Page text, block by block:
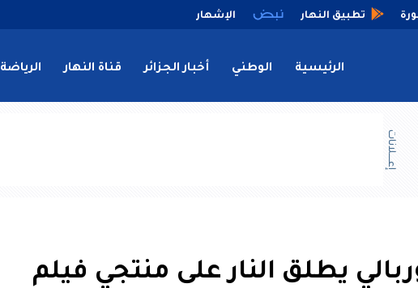
تطبيق النهار الإشهار
الرئيسية الوطني أخبار الجزائر قناة النهار الرياضة
إعــــلانات
يطلق النار على منتجي فيلم